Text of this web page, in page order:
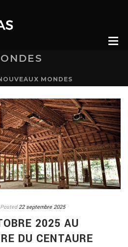
MONDES
Posted 22 septembre 2025
2025 AU
DU CENTAURE